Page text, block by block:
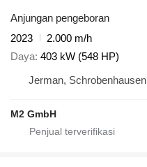
Anjungan pengeboran
2023
2.000 m/h
Daya 403 kW (548 HP)
Jerman, Schrobenhausen
M2 GmbH